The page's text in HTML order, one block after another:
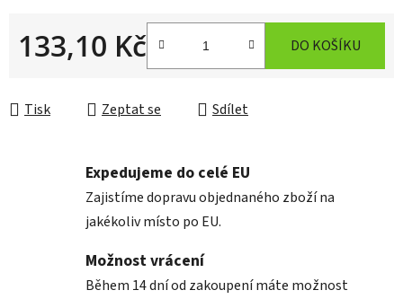
133,10 Kč DO KOŠÍKU
Tisk Zeptat se Sdílet
Expedujeme do celé EU
Zajistíme dopravu objednaného zboží na
jakékoliv místo po EU.
Možnost vrácení
Během 14 dní od zakoupení máte možnost